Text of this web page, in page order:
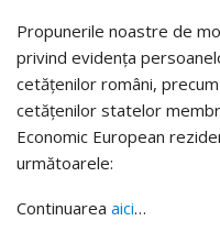
Propunerile noastre de
privind evidenţa
cetăţenilor români,
cetăţenilor statelor
Economic European
următoarele:
Continuarea aici…